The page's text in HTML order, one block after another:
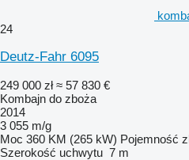
24
Deutz-Fahr 6095
249 000 zł ≈ 57 830 €
Kombajn do zboża
2014
3 055 m/g
Moc 360 KM (265 kW) Pojemność
Szerokość uchwytu 7 m